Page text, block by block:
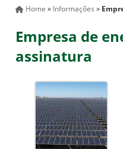
Home » Informações »
Empresa de
assinatura